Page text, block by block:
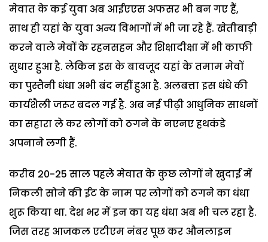
मेवात के कई युवा अब आईएएस अफसर भी बन गए हैं,
साथ ही यहां के युवा अन्य विभागों में भी जा रहे हैं. खेतीबाड़ी
करने वाले मेवों के रहनसहन और शिक्षादीक्षा में भी काफी
सुधार हुआ है. लेकिन इस के बावजूद यहां के तमाम मेवों
का पुस्तैनी धंधा अभी बंद नहीं हुआ है. अलबत्ता इस धंधे की
कार्यशैली जरूर बदल गई है. अब नई पीढ़ी आधुनिक साधनों
का सहारा ले कर लोगों को ठगने के नएनए हथकंडे
अपनाने लगी हैं.
करीब 20-25 साल पहले मेवात के कुछ लोगों ने खुदाई में
निकली सोने की ईंट के नाम पर लोगों को ठगने का धंधा
शुरू किया था. देश भर में इन का यह धंधा अब भी चल रहा है.
जिस तरह आजकल एटीएम नंबर पूछ कर औनलाइन